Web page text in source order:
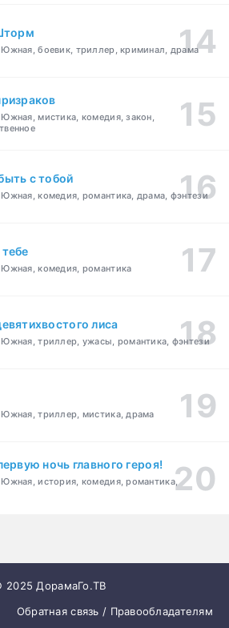
боевик, триллер, криминал, драма
мистика, комедия, закон,
с тобой
комедия, романтика, драма, фэнтези
комедия, романтика
лиса
триллер, ужасы, романтика, фэнтези
триллер, мистика, драма
ночь главного героя!
история, комедия, романтика,
2025 ДорамаГо.ТВ
Обратная связь / Правообладателям